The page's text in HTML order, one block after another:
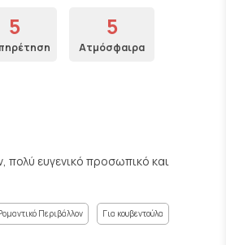
5 5
Ατμόσφαιρα
πολύ ευγενικό προσωπικό και
Περιβάλλον Για κουβεντούλα